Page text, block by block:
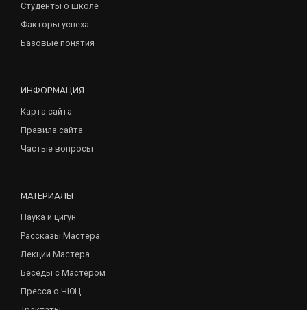
Студенты о школе
Факторы успеха
Базовые понятия
ИНФОРМАЦИЯ
Карта сайта
Правила сайта
Частые вопросы
МАТЕРИАЛЫ
Наука и цигун
Рассказы Мастера
Лекции Мастера
Беседы с Мастером
Пресса о ЧЮЦ